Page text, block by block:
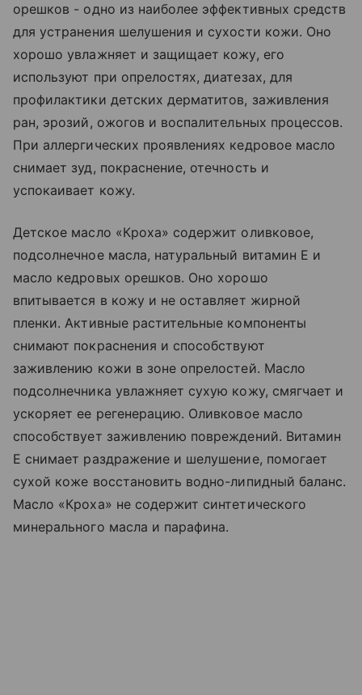
орешков - одно из наиболее эффективных средств
для устранения шелушения и сухости кожи. Оно
хорошо увлажняет и защищает кожу, его
используют при опрелостях, диатезах, для
профилактики детских дерматитов, заживления
ран, эрозий, ожогов и воспалительных процессов.
При аллергических проявлениях кедровое масло
снимает зуд, покраснение, отечность и
успокаивает кожу.
Детское масло «Кроха» содержит оливковое,
подсолнечное масла, натуральный витамин Е и
масло кедровых орешков. Оно хорошо
впитывается в кожу и не оставляет жирной
пленки. Активные растительные компоненты
снимают покраснения и способствуют
заживлению кожи в зоне опрелостей. Масло
подсолнечника увлажняет сухую кожу, смягчает и
ускоряет ее регенерацию. Оливковое масло
способствует заживлению повреждений. Витамин
Е снимает раздражение и шелушение, помогает
сухой коже восстановить водно-липидный баланс.
Масло «Кроха» не содержит синтетического
минерального масла и парафина.